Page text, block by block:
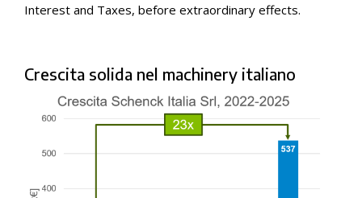
Interest and Taxes, before extraordinary effects.
Crescita solida nel machinery italiano